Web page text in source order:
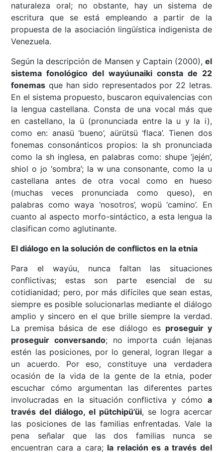
naturaleza oral; no obstante, hay un sistema de
escritura que se está empleando a partir de la
propuesta de la asociación lingüística indigenista de
Venezuela.
Según la descripción de Mansen y Captain (2000), el
sistema fonológico del wayúunaiki consta de 22
fonemas que han sido representados por 22 letras.
En el sistema propuesto, buscaron equivalencias con
la lengua castellana. Consta de una vocal más que
en castellano, la ü (pronunciada entre la u y la i),
como en: anasü ‘bueno’, aürütsü ‘flaca’. Tienen dos
fonemas consonánticos propios: la sh pronunciada
como la sh inglesa, en palabras como: shupe ‘jején’,
shiol o jo ‘sombra’; la w una consonante, como la u
castellana antes de otra vocal como en hueso
(muchas veces pronunciada como queso), en
palabras como waya ‘nosotros’, wopü ‘camino’. En
cuanto al aspecto morfo-sintáctico, a esta lengua la
clasifican como aglutinante.
El diálogo en la solución de conflictos en la etnia
Para el wayúu, nunca faltan las situaciones
conflictivas; estas son parte esencial de su
cotidianidad; pero, por más difíciles que sean estas,
siempre es posible solucionarlas mediante el diálogo
amplio y sincero en el que brille siempre la verdad.
La premisa básica de ese diálogo es proseguir y
proseguir conversando; no importa cuán lejanas
estén las posiciones, por lo general, logran llegar a
un acuerdo. Por eso, constituye una verdadera
ocasión de la vida de la gente de la etnia, poder
escuchar cómo argumentan las diferentes partes
involucradas en la situación conflictiva y cómo a
través del diálogo, el pütchipü’üi, se logra acercar
las posiciones de las familias enfrentadas. Vale la
pena señalar que las dos familias nunca se
encuentran cara a cara; la relación es a través del